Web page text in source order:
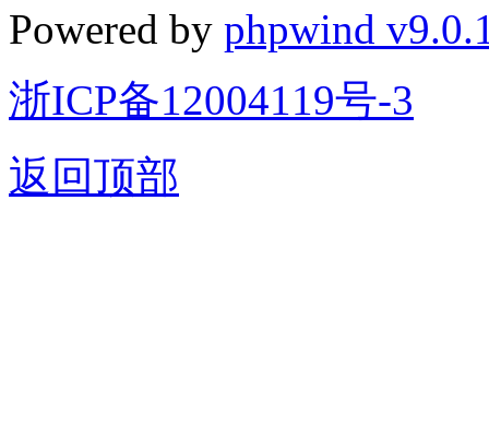
Powered by phpwind
浙ICP备12004119号-3
返回顶部